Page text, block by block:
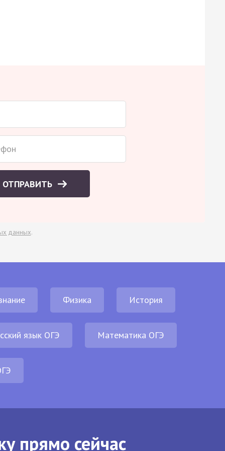
ОТПРАВИТЬ
данных.
Физика История
язык ОГЭ Математика ОГЭ
прямо сейчас